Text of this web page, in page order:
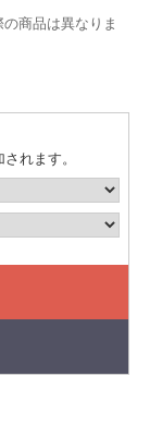
商品は異なりま
れます。